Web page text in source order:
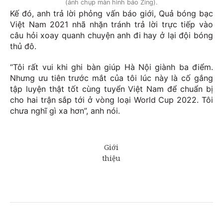
(ảnh chụp màn hình báo Zing).
Kế đó, anh trả lời phỏng vấn báo giới, Quả bóng bạc
Việt Nam 2021 nhã nhặn tránh trả lời trực tiếp vào
câu hỏi xoay quanh chuyện anh đi hay ở lại đội bóng
thủ đô.
“Tôi rất vui khi ghi bàn giúp Hà Nội giành ba điểm.
Nhưng ưu tiên trước mắt của tôi lúc này là cố gắng
tập luyện thật tốt cùng tuyển Việt Nam để chuẩn bị
cho hai trận sắp tới ở vòng loại World Cup 2022. Tôi
chưa nghĩ gì xa hơn”, anh nói.